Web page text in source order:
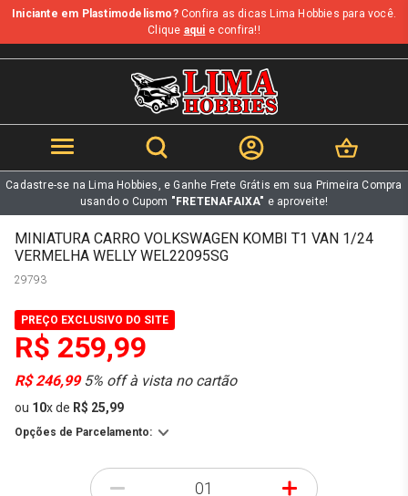
b
Iniciante em Plastimodelismo?Confira as dicas Lima Hobbies para você.
Clique aqui e confira!!
Cadastre-se na Lima Hobbies, e Ganhe Frete Grátis em sua Primeira Compra
usando o Cupom "FRETENAFAIXA" e aproveite!
MINIATURA CARRO VOLKSWAGEN KOMBI T1 VAN 1/24
VERMELHA WELLY WEL22095SG
29793
PREÇO EXCLUSIVO DO SITE
R$ 259,99
R$ 246,995% off à vista no cartão
ou 10xde R$ 25,99
Opções de Parcelamento:
- +